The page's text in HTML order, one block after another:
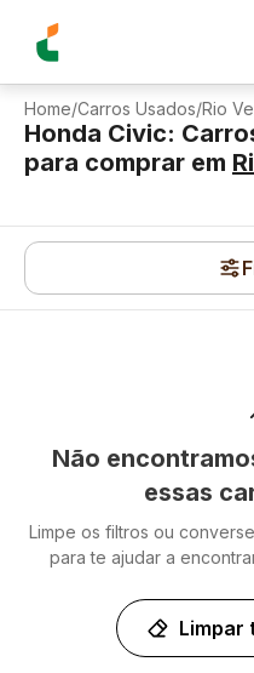
Home/Carros Usados/Rio
Honda Civic:
para comprar em
Não
essas
Limpe os filtros ou
para te ajudar a
Limpar